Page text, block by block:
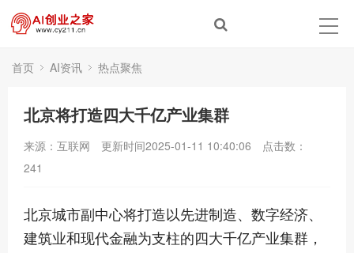
首页 AI资讯 热点聚焦
北京将打造四大千亿产业集群
来源：互联网 更新时间2025-01-11 10:40:06
点击数：
241
北京城市副中心将打造以先进制造、数字经济、
建筑业和现代金融为支柱的四大千亿产业集群，